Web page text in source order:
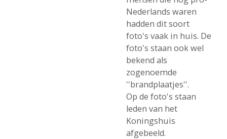
Nederlands waren
hadden dit soort
foto's vaak in huis. De
foto's staan ook wel
bekend als
zogenoemde
''brandplaatjes''.
Op de foto's staan
leden van het
Koningshuis
afgebeeld.